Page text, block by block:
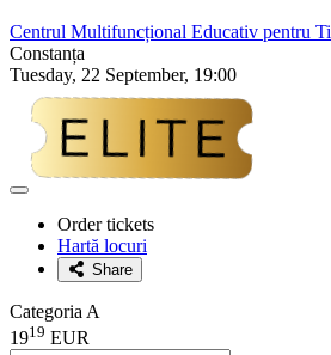
Centrul Multifuncțional Educativ pentru
Constanța
Tuesday, 22 September, 19:00
Adaugă
favoriteOrder tickets
Hartă locuri
Share
Categoria A
1919 EUR